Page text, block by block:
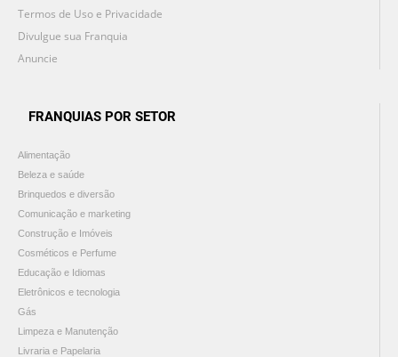
Termos de Uso e Privacidade
Divulgue sua Franquia
Anuncie
FRANQUIAS POR SETOR
Alimentação
Beleza e saúde
Brinquedos e diversão
Comunicação e marketing
Construção e Imóveis
Cosméticos e Perfume
Educação e Idiomas
Eletrônicos e tecnologia
Gás
Limpeza e Manutenção
Livraria e Papelaria